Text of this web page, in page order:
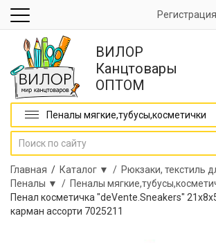
Регистрация
ВИЛОР
Канцтовары
ОПТОМ
Пеналы мягкие,тубусы,косметички
Главная / Каталог ▼ / Рюкзаки, текстиль
Пеналы ▼ / Пеналы
Пенал косметичка "deVente.Sneakers"
карман ассорти 7025211